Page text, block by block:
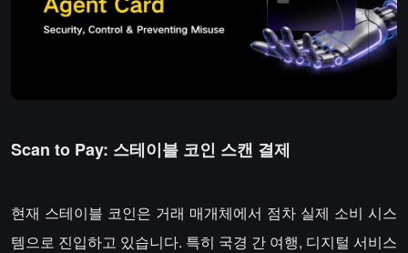
Scan to Pay: 스테이블 코인 스캔 결제
현재 스테이블 코인은 거래 매개체에서 점차 실제 소비 시스
템으로 진입하고 있습니다. 특히 국경 간 여행, 디지털 서비스